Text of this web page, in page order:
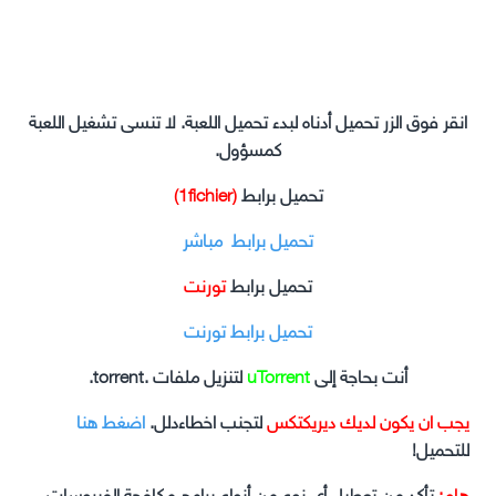
انقر فوق الزر تحميل أدناه لبدء تحميل اللعبة. لا تنسى تشغيل اللعبة
كمسؤول.
تحميل برابط(1fichier)
تحميل برابط مباشر
تحميل برابطتورنت
تحميل برابط تورنت
أنت بحاجة إلىuTorrentلتنزيل ملفات .torrent.
يجب ان يكون لديك ديريكتكسلتجنب اخطاءدلل.اضغط هنا
للتحميل!